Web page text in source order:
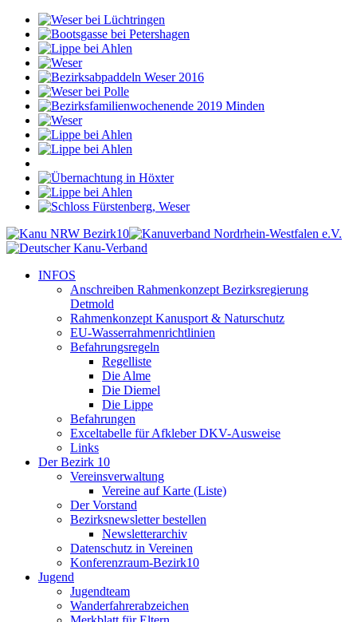
INFOS
Anschreiben Rahmenkonzept Bezirksregierung
Detmold
Rahmenkonzept Kanusport & Naturschutz
EU-Wasserrahmenrichtlinien
Befahrungsregeln
Regelliste
Die Alme
Die Diemel
Die Lippe
Befahrungen
Exceltabelle für Afkleber DKV-Ausweise
Links
Der Bezirk 10
Vereinsverwaltung
Vereine auf Karte (Liste)
Der Vorstand
Bezirksnewsletter bestellen
Newsletterarchiv
Datenschutz in Vereinen
Konferenzraum-Bezirk10
Jugend
Jugendteam
Wanderfahrerabzeichen